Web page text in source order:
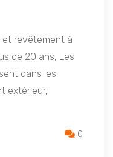
et revêtement à
de 20 ans, Les
dans les
extérieur,
0